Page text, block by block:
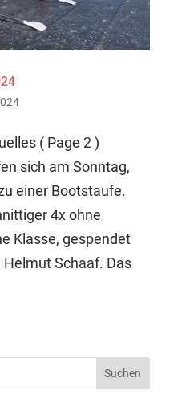
( Page 2 )
sich am Sonntag,
einer Bootstaufe.
4x ohne
Klasse, gespendet
Schaaf. Das